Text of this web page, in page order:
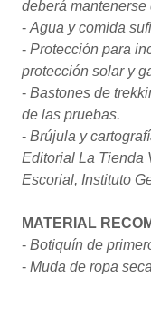
deberá
- Agua y comida
- Protección para
protección solar y
- Bastones de
de las pruebas.
- Brújula y
Editorial La Tienda
Escorial, Instituto
MATERIAL
- Botiquín de
- Muda de ropa seca